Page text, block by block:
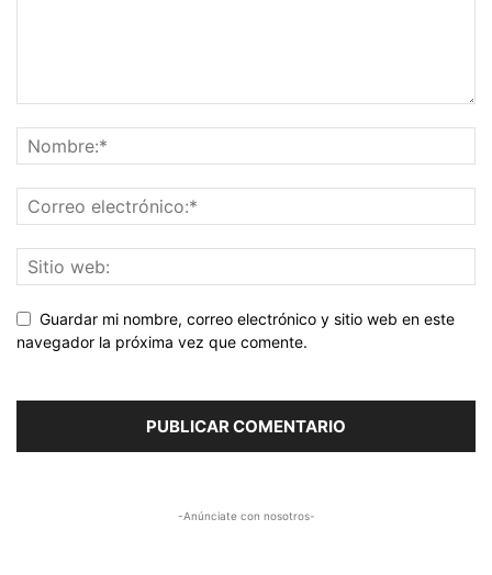
Guardar mi nombre, correo electrónico y sitio web en este
navegador la próxima vez que comente.
-Anúnciate con nosotros-